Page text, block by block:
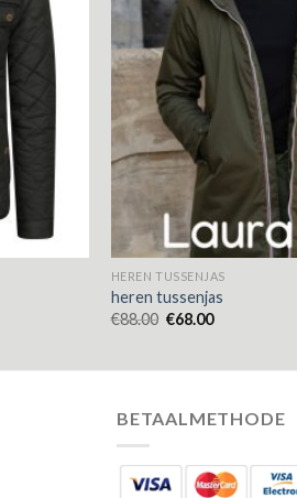
HEREN TUSSENJAS
heren tussenjas
€88.00 €68.00
BETAALMETHODE